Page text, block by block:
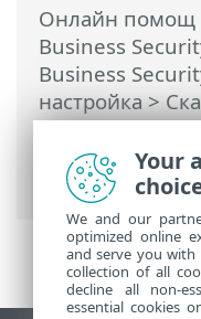
Онлайн помощ
Business
Business
настройка>
>Изключения
Съветник за
от откриване
Your
We and our
optimized online
and serve you with
collection of all
decline all non-
essential cookies